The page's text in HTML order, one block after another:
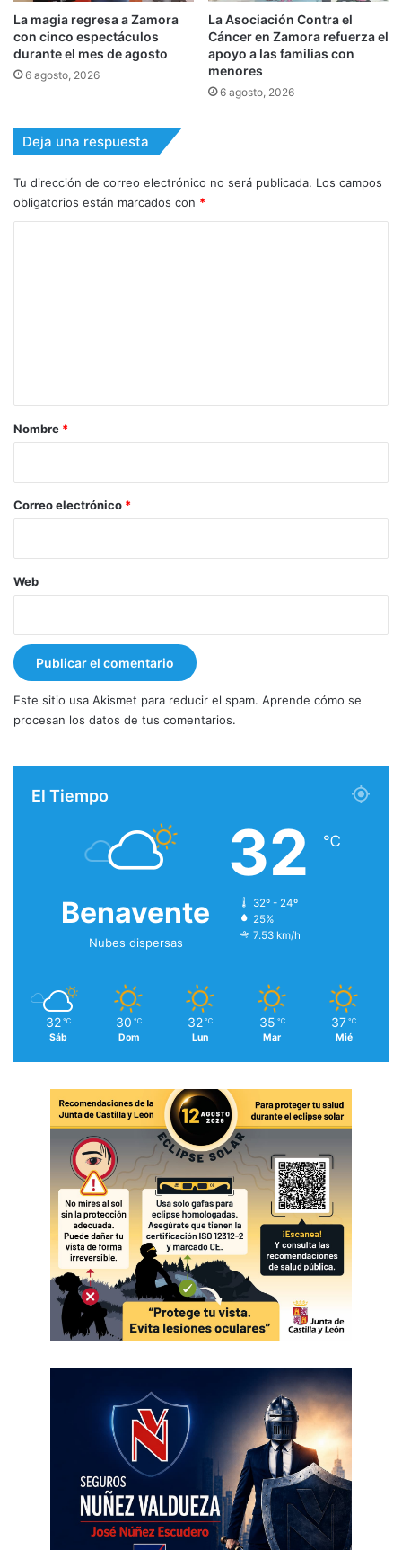
La magia regresa a Zamora
con cinco espectáculos
durante el mes de agosto
6 agosto, 2026
La Asociación Contra el
Cáncer en Zamora refuerza el
apoyo a las familias con
menores
6 agosto, 2026
Deja una respuesta
Tu dirección de correo electrónico no será publicada. Los campos
obligatorios están marcados con *
r
*
Nombre *
Correo electrónico *
Web
Este sitio usa Akismet para reducir el spam. Aprende cómo se
procesan los datos de tus comentarios.
El Tiempo
Benavente
Nubes dispersas
32 ℃
32º - 24º
25%
7.53 km/h
32 ℃
Sáb
30 ℃
Dom
32 ℃
Lun
35 ℃
Mar
37 ℃
Mié